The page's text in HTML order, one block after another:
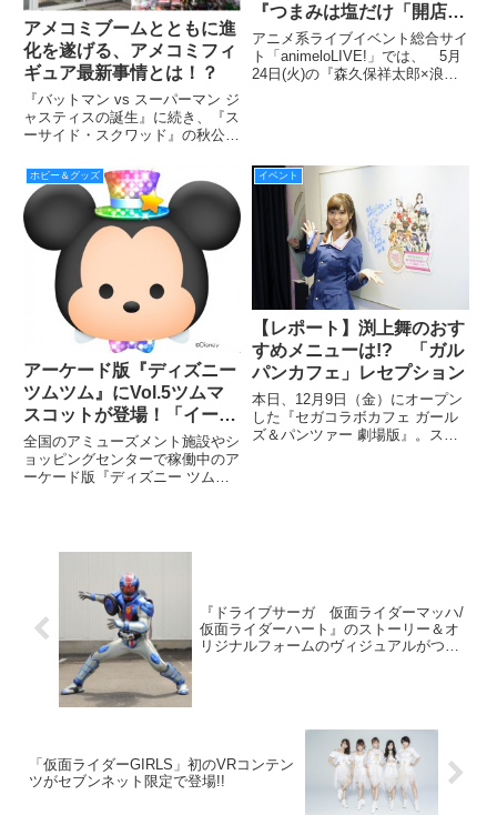
アメコミブームとともに進
化を遂げる、アメコミフィ
ギュア最新事情とは！？
『バットマン vs スーパーマン ジ
ャスティスの誕生』に続き、『ス
ーサイド・スクワッド』の秋公開
リーズも「レジェンド・オブ・ト
ゥモロー」「SUPERGIRL/ スー
パーガール｣のセカンド・シーズ
ン製作が発表た。
『つまみは塩だけ「開店休
業ライブ」(第 2 回)』生放
送
アニメ系ライブイベント総合サイ
ト「animeloLIVE!」では、 5月
24日(火)の『森久保祥太郎×浪川
ホビー＆グッズ
アーケード版『ディズニー
ツムツム』にVol.5ツムマ
スコットが登場！「イース
ターシリーズ」を手に入れ
よう！
全国のアミューズメント施設やシ
ョッピングセンターで稼働中のア
ーケード版『ディズニー ツムツ
イベント
【レポート】渕上舞のおす
すめメニューは!? 「ガル
パンカフェ」レセプション
本日、12月9日（金）にオープン
した『セガコラボカフェ ガール
ズ＆パンツァー 劇場版』。スタ
『ドライブサーガ 仮面ライダーマッハ/
仮面ライダーハート』のストーリー＆オ
リジナルフォームのヴィジュアルがつい
「仮面ライダーGIRLS」初のVRコンテン
ツがセブンネット限定で登場!!